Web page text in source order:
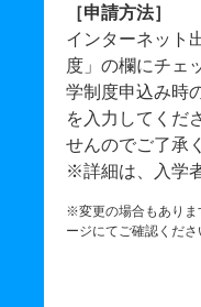
［申請方法］
インターネット
度」の欄にチェ
学制度申込み時
を入力してくだ
せんのでご了承
※詳細は、入学
※変更の場合もありま
ージにてご確認くださ